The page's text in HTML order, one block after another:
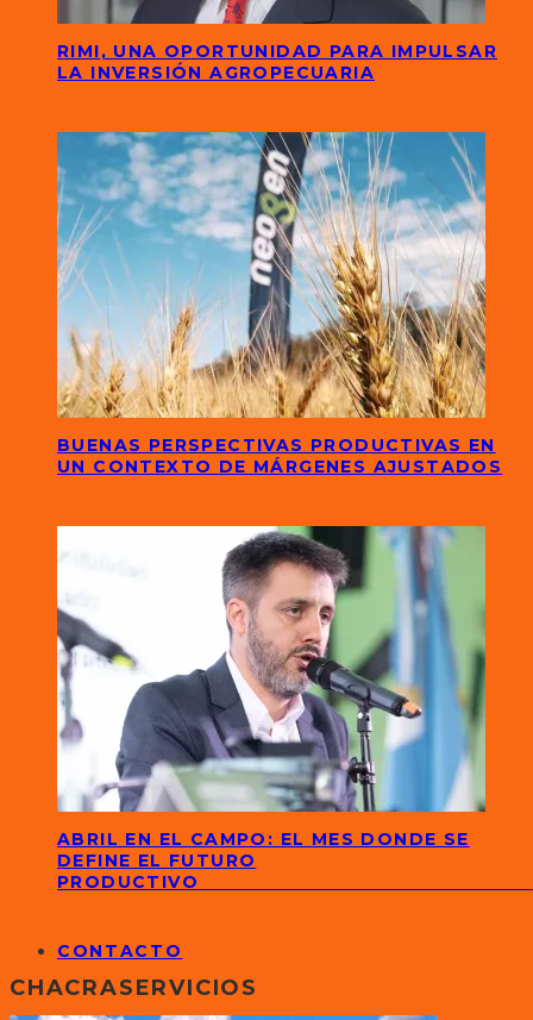
RIMI, UNA OPORTUNIDAD PARA IMPULSAR
LA INVERSIÓN AGROPECUARIA
BUENAS PERSPECTIVAS PRODUCTIVAS EN
UN CONTEXTO DE MÁRGENES AJUSTADOS
ABRIL EN EL CAMPO: EL MES DONDE SE
DEFINE EL FUTURO
PRODUCTIVO
CONTACTO
CHACRASERVICIOS